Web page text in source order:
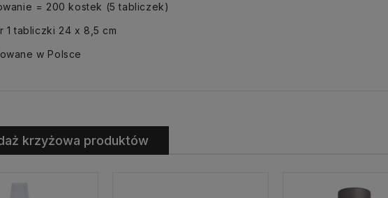
= 200 kostek (5 tabliczek)
1 tabliczki 24 x 8,5 cm
w Polsce
krzyżowa produktów